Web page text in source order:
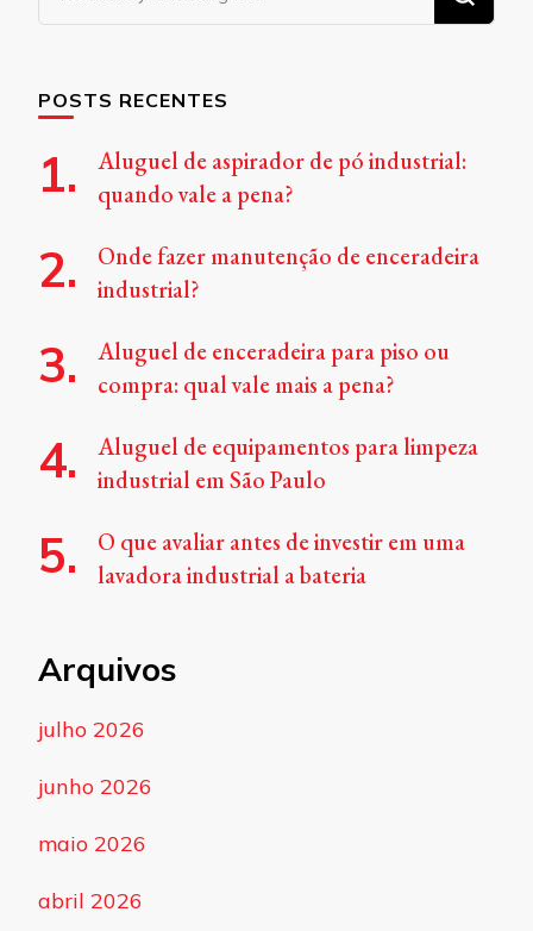
for
POSTS RECENTES
Aluguel de aspirador de pó industrial:
quando vale a pena?
Onde fazer manutenção de enceradeira
industrial?
Aluguel de enceradeira para piso ou
compra: qual vale mais a pena?
Aluguel de equipamentos para limpeza
industrial em São Paulo
O que avaliar antes de investir em uma
lavadora industrial a bateria
Arquivos
julho 2026
junho 2026
maio 2026
abril 2026